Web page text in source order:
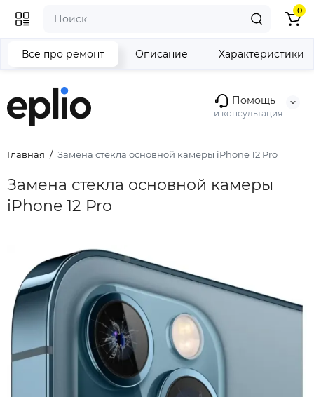
Помощь
и консультация
0
Главная Замена стекла основной камеры iPhone 12 Pro
Замена стекла основной камеры
iPhone 12 Pro
Все про ремонт Описание Характеристики